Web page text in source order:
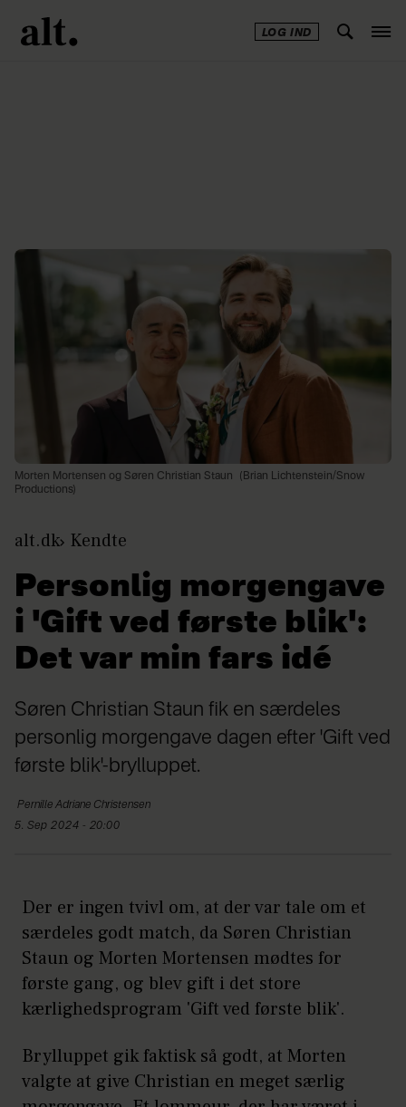
LOG IND
Morten Mortensen og Søren Christian Staun
(Brian Lichtenstein/Snow
Productions)
alt.dk Kendte
Personlig morgengave
i 'Gift ved første blik':
Det var min fars idé
Søren Christian Staun fik en særdeles
personlig morgengave dagen efter 'Gift ved
første blik'-brylluppet.
Pernille Adriane Christensen
5. Sep 2024 - 20:00
Der er ingen tvivl om, at der var tale om et
særdeles godt match, da Søren Christian
Staun og Morten Mortensen mødtes for
første gang, og blev gift i det store
kærlighedsprogram 'Gift ved første blik'.
Brylluppet gik faktisk så godt, at Morten
valgte at give Christian en meget særlig